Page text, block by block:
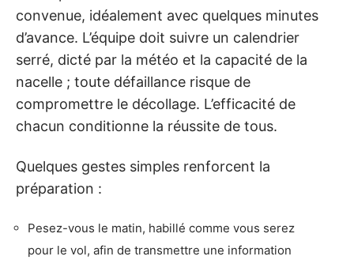
convenue, idéalement avec quelques minutes
d’avance. L’équipe doit suivre un calendrier
serré, dicté par la météo et la capacité de la
nacelle ; toute défaillance risque de
compromettre le décollage. L’efficacité de
chacun conditionne la réussite de tous.
Quelques gestes simples renforcent la
préparation :
Pesez-vous le matin, habillé comme vous serez
pour le vol, afin de transmettre une information